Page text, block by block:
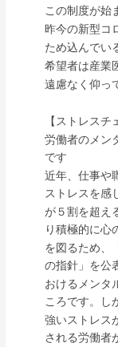
この制度が始
昨今の新型コ
ため込んでい
希望者は産業
遠慮なく仰っ
【ストレスチ
労働者のメン
です
近年、仕事や
ストレスを感
が５割を超え
り積極的に心
を図るため、
の指針」を公
おけるメンタ
ころです。し
強いストレス
される労働者